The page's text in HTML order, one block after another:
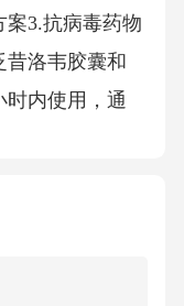
3.抗病毒药物
洛韦胶囊和
时内使用，通
依赖肾脏，
者尤其需谨